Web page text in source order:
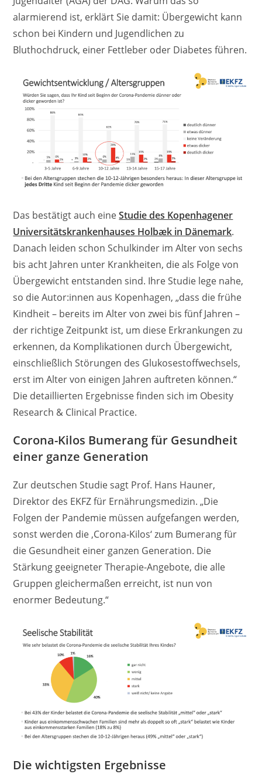
alarmierend ist, erklärt Sie damit: Übergewicht kann
schon bei Kindern und Jugendlichen zu
Bluthochdruck, einer Fettleber oder Diabetes führen.
Das bestätigt auch eineStudie des Kopenhagener
Universitätskrankenhauses Holbæk in Dänemark.
Danach leiden schon Schulkinder im Alter von sechs
bis acht Jahren unter Krankheiten, die als Folge von
Übergewicht entstanden sind. Ihre Studie lege nahe,
so die Autor:innen aus Kopenhagen, „dass die frühe
Kindheit – bereits im Alter von zwei bis fünf Jahren –
der richtige Zeitpunkt ist, um diese Erkrankungen zu
erkennen, da Komplikationen durch Übergewicht,
einschließlich Störungen des Glukosestoffwechsels,
erst im Alter von einigen Jahren auftreten können.“
Die detaillierten Ergebnisse finden sich im Obesity
Research & Clinical Practice.
Corona-Kilos Bumerang für Gesundheit
einer ganze Generation
Zur deutschen Studie sagt Prof. Hans Hauner,
Direktor des EKFZ für Ernährungsmedizin. „Die
Folgen der Pandemie müssen aufgefangen werden,
sonst werden die ‚Corona-Kilos‘ zum Bumerang für
die Gesundheit einer ganzen Generation. Die
Stärkung geeigneter Therapie-Angebote, die alle
Gruppen gleichermaßen erreicht, ist nun von
enormer Bedeutung.“
Die wichtigsten Ergebnisse